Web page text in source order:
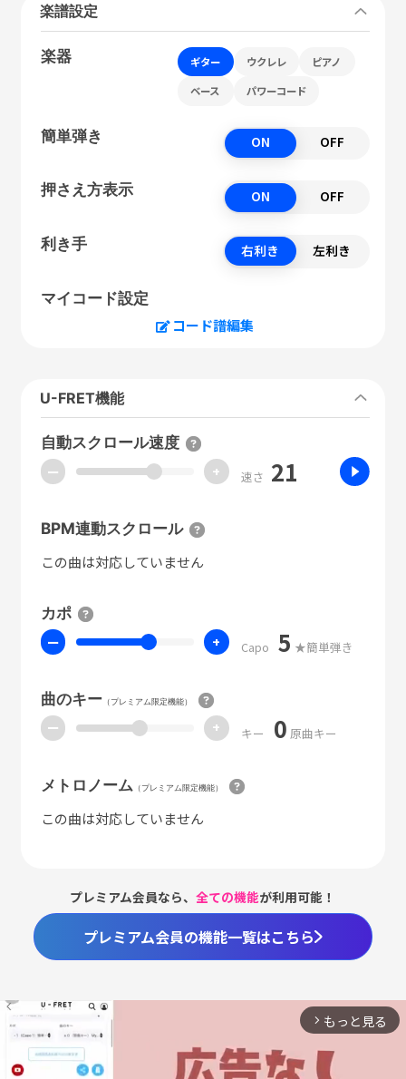
楽譜設定
楽器 ギター ウクレレ ピアノ
ベース パワーコード
簡単弾き ON OFF
押さえ方表示 ON OFF
利き手 右利き 左利き
マイコード設定
コード譜編集
U-FRET機能
自動スクロール速度
ー + 速さ 21
BPM連動スクロール
この曲は対応していません
カポ
ー + Capo 5 ★簡単弾き
曲のキー（プレミアム限定機能）
ー + キー 0 原曲キー
メトロノーム （プレミアム限定機能）
この曲は対応していません
プレミアム会員なら、全ての機能が利用可能！
プレミアム会員の機能一覧はこちら
arrow_forward_ios もっと見る